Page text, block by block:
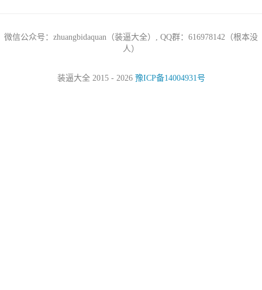
微信公众号：zhuangbidaquan（装逼大全）, QQ群：616978142（根本没
人）
装逼大全 2015 - 2026 豫ICP备14004931号